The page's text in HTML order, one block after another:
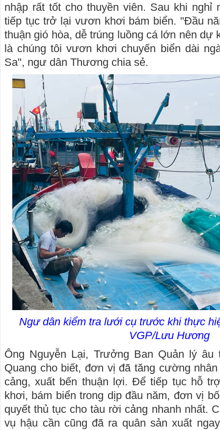
nhập rất tốt cho thuyền viên. Sau khi nghỉ
tiếp tục trở lại vươn khơi bám biển. "Đầu
thuận gió hòa, dễ trúng luồng cá lớn nên dự
là chúng tôi vươn khơi chuyến biển dài
Sa", ngư dân Thương chia sẻ.
Ngư dân kiểm tra lưới cụ trước khi thực
VGP/Lưu Hương
Ông Nguyễn Lại, Trưởng Ban Quản lý âu
Quang cho biết, đơn vị đã tăng cường
cảng, xuất bến thuận lợi. Để tiếp tục hỗ
khơi, bám biển trong dịp đầu năm, đơn vị
quyết thủ tục cho tàu rời cảng nhanh nhất.
vụ hậu cần cũng đã ra quân sản xuất